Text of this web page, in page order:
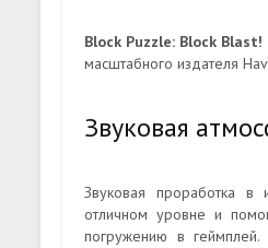
Block Puzzle: Block Blast!
масштабного издателя
Звуковая
Звуковая проработка в
отличном уровне и
погружению в